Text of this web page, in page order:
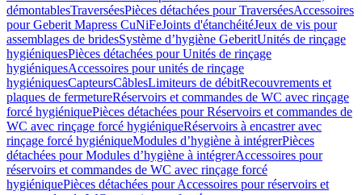
démontablesTraverséesPièces détachées pour TraverséesAccessoires
pour Geberit Mapress CuNiFeJoints d'étanchéitéJeux de vis pour
assemblages de bridesSystème d’hygiène GeberitUnités de rinçage
hygiéniquesPièces détachées pour Unités de rinçage
hygiéniquesAccessoires pour unités de rinçage
hygiéniquesCapteursCâblesLimiteurs de débitRecouvrements et
plaques de fermetureRéservoirs et commandes de WC avec rinçage
forcé hygiéniquePièces détachées pour Réservoirs et commandes de
WC avec rinçage forcé hygiéniqueRéservoirs à encastrer avec
rinçage forcé hygiéniqueModules d’hygiène à intégrerPièces
détachées pour Modules d’hygiène à intégrerAccessoires pour
réservoirs et commandes de WC avec rinçage forcé
hygiéniquePièces détachées pour Accessoires pour réservoirs et